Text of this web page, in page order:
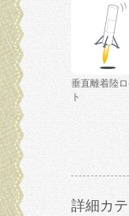
垂直離着陸ロ
ト
詳細カ